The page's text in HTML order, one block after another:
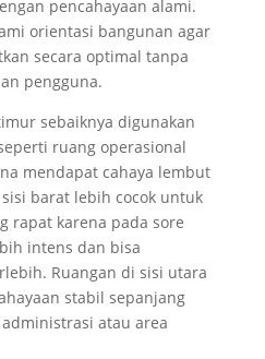
pencahayaan alami.
orientasi bangunan agar
secara optimal tanpa
pengguna.
sebaiknya digunakan
ruang operasional
mendapat cahaya lembut
barat lebih cocok untuk
rapat karena pada sore
intens dan bisa
Ruangan di sisi utara
stabil sepanjang
atau area